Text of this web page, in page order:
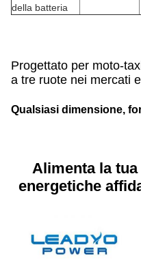
della batteria
Progettato per moto-
a tre ruote nei mercati
Qualsiasi dimensione,
Alimenta la
energetiche